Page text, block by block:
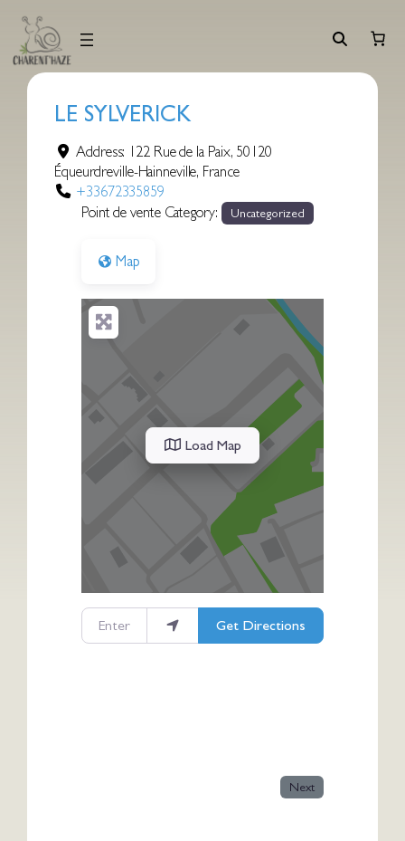
contenu
LE SYLVERICK
Address: 122 Rue de la Paix, 50120
Équeurdreville-Hainneville, France
+33672335859
Point de vente Category:
Uncategorized
Map
Load Map
Enter your location
Get Directions
Next